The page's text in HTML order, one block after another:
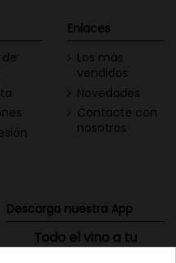
de
Enlaces
Los más
vendidos
Novedades
Contacte con
nosotros
Descarga nuestra App
Todo el vino a tu
alcance